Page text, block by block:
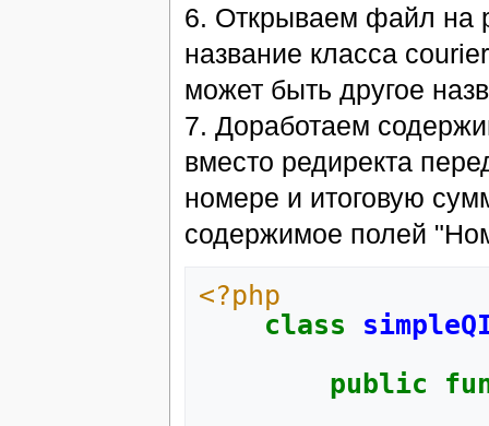
6. Открываем файл на
название класса
может быть другое
7. Доработаем
вместо редиректа
номере и итоговую
содержимое полей
<?php
class
public